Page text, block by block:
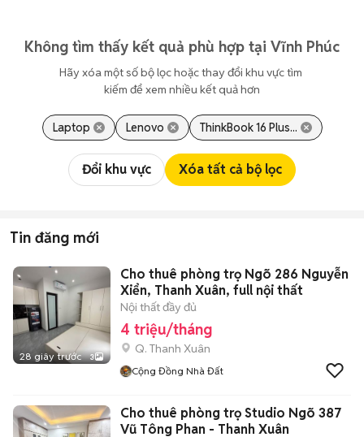
Không tìm thấy kết quả phù hợp tại Vĩnh Phúc
Hãy xóa một số bộ lọc hoặc thay đổi khu vực tìm
kiếm để xem nhiều kết quả hơn
Laptop Lenovo ThinkBook 16 Plus...
Đổi khu vực Xóa tất cả bộ lọc
Tin đăng mới
28 giây trước 3
Cho thuê phòng trọ Ngõ 286 Nguyễn
Xiển, Thanh Xuân, full nội thất
Nội thất đầy đủ
4 triệu/tháng
Q. Thanh Xuân
Cộng Đồng Nhà Đất
Cho thuê phòng trọ Studio Ngõ 387
Vũ Tông Phan - Thanh Xuân